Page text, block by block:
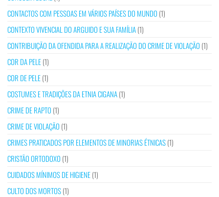
CONTACTOS COM PESSOAS EM VÁRIOS PAÍSES DO MUNDO (1)
CONTEXTO VIVENCIAL DO ARGUIDO E SUA FAMÍLIA(1)
CONTRIBUIÇÃO DA OFENDIDA PARA A REALIZAÇÃO DO CRIME DE VIOLAÇÃO (1)
COR DA PELE(1)
COR DE PELE(1)
COSTUMES E TRADIÇÕES DA ETNIA CIGANA(1)
CRIME DE RAPTO (1)
CRIME DE VIOLAÇÃO (1)
CRIMES PRATICADOS POR ELEMENTOS DE MINORIAS ÉTNICAS(1)
CRISTÃO ORTODOXO (1)
CUIDADOS MÍNIMOS DE HIGIENE(1)
CULTO DOS MORTOS(1)